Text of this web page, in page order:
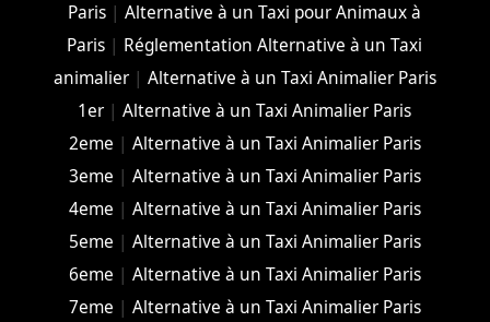
Paris |Alternative à un Taxi pour Animaux à
Paris | Réglementation Alternative à un Taxi
animalier| Alternative à un Taxi Animalier Paris
1er |Alternative à un Taxi Animalier Paris
2eme | Alternative à un Taxi Animalier Paris
3eme | Alternative à un Taxi Animalier Paris
4eme | Alternative à un Taxi Animalier Paris
5eme | Alternative à un Taxi Animalier Paris
6eme | Alternative à un Taxi Animalier Paris
7eme | Alternative à un Taxi Animalier Paris